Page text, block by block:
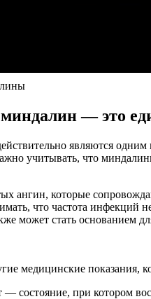
— это
являются
учитывать, что
ангин, которые
что частота инфекций
может стать основанием
медицинские показания,
состояние, при котором